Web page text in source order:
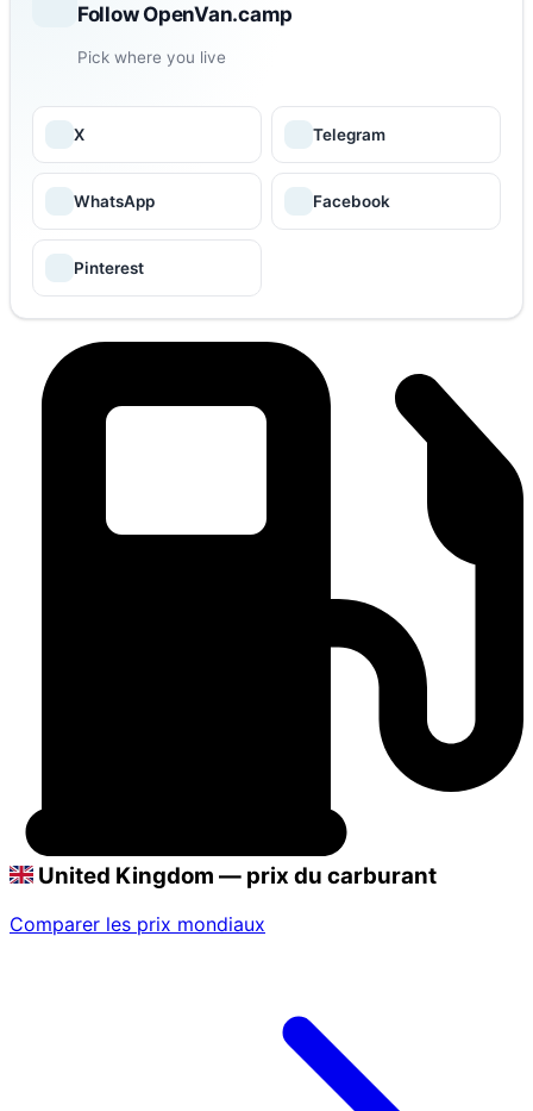
Follow OpenVan.camp
Pick where you live
X Telegram
WhatsApp Facebook
Pinterest
United Kingdom — prix du carburant
Comparer les prix mondiaux